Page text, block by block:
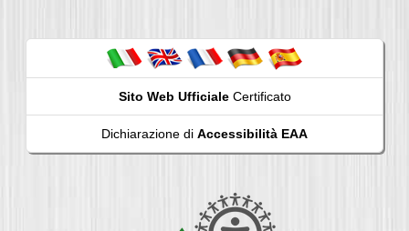
Sito Web UfficialeCertificato
Dichiarazione di Accessibilità EAA